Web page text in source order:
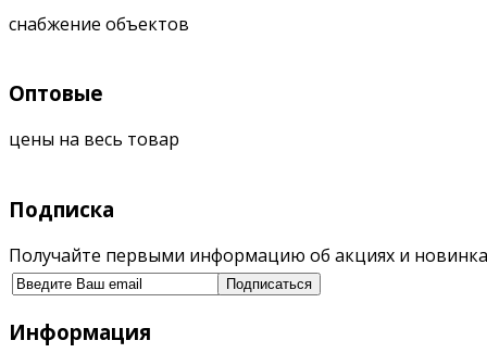
снабжение объектов
Оптовые
цены на весь товар
Подписка
Получайте первыми информацию об акциях и
Информация